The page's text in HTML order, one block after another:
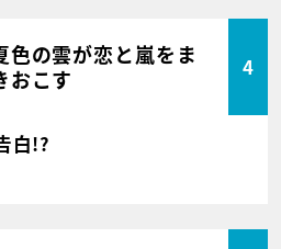
色の雲が恋と嵐をま
おこす
4
白!?